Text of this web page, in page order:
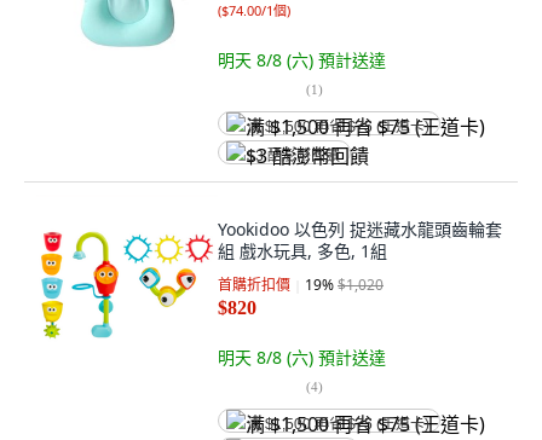
($74.00/1個)
明天 8/8 (六) 預計送達
(1)
满 $1,500 再省 $75 (王道卡)
$3 酷澎幣回饋
Yookidoo 以色列 捉迷藏水龍頭齒輪套
組 戲水玩具, 多色, 1組
首購折扣價 19%$1,020
$820
明天 8/8 (六) 預計送達
(4)
满 $1,500 再省 $75 (王道卡)